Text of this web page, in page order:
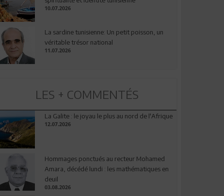
10.07.2026
La sardine tunisienne: Un petit poisson, un
véritable trésor national
11.07.2026
LES + COMMENTÉS
La Galite : le joyau le plus au nord de l'Afrique
12.07.2026
Hommages ponctués au recteur Mohamed
Amara, décédé lundi : les mathématiques en
deuil
03.08.2026